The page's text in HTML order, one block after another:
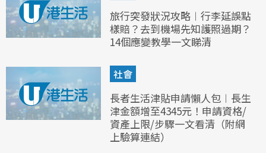
旅行突發狀況攻略︱行李延誤點
樣賠？去到機場先知護照過期？
14個應變教學一文睇清
社會
長者生活津貼申請懶人包︱長生
津金額增至4345元！申請資格/
資產上限/步驟一文看清（附網
上驗算連結）